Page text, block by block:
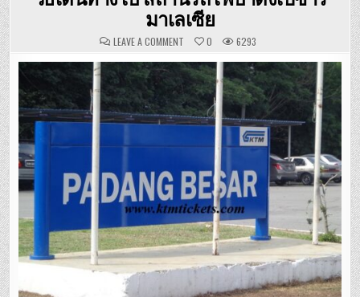
มาเลเซีย
LEAVE A COMMENTON
เดิน
ทาง
ไป
สถานี
รถไฟ
ปา
ดัง
เบ
มาเลเซีย
0 6293